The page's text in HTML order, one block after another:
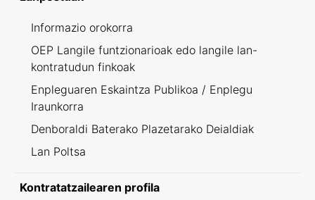
Informazio orokorra
OEP Langile funtzionarioak edo langile lan-
kontratudun finkoak
Enpleguaren Eskaintza Publikoa / Enplegu
Iraunkorra
Denboraldi Baterako Plazetarako Deialdiak
Lan Poltsa
Kontratatzailearen profila